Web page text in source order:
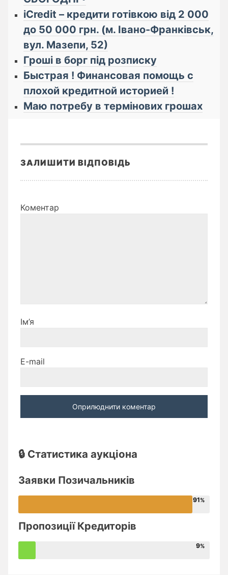
iCredit – кредити готівкою від 2 000
до 50 000 грн. (м. Івано-Франківськ,
вул. Мазепи, 52)
Гроші в борг під розписку
Быстрая ! Финансовая помощь с
плохой кредитной историей !
Маю потребу в термінових грошах
ЗАЛИШИТИ ВІДПОВІДЬ
Коментар
Ім’я
E-mail
🔒 Статистика аукціона
Заявки Позичальників
91
Пропозиції Кредиторів
9